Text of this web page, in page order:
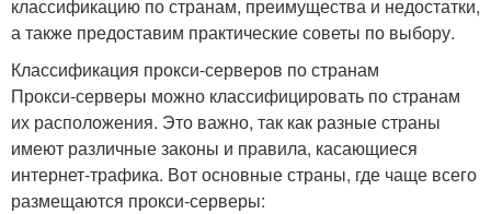
классификацию по странам, преимущества и недостатки,
а также предоставим практические советы по выбору.
Классификация прокси-серверов по странам
Прокси-серверы можно классифицировать по странам
их расположения. Это важно, так как разные страны
имеют различные законы и правила, касающиеся
интернет-трафика. Вот основные страны, где чаще всего
размещаются прокси-серверы: